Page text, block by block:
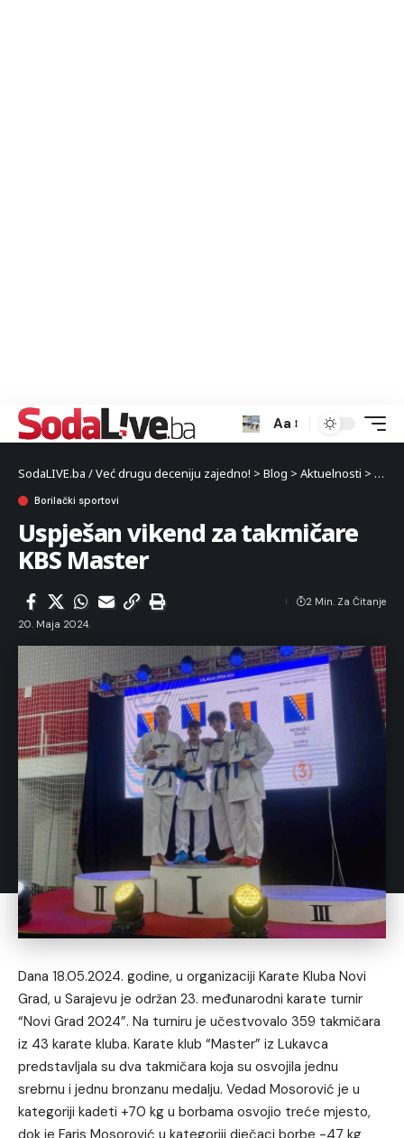
Aa
SodaLIVE.ba / Već drugu deceniju zajedno! > Blog > Aktuelnosti > Sport
Borilački sportovi
Uspješan vikend za takmičare
KBS Master
20. Maja 2024.
2 Min. Za Čitanje
Dana 18.05.2024. godine, u organizaciji Karate Kluba Novi
Grad, u Sarajevu je održan 23. međunarodni karate turnir
“Novi Grad 2024”. Na turniru je učestvovalo 359 takmičara
iz 43 karate kluba. Karate klub “Master” iz Lukavca
predstavljala su dva takmičara koja su osvojila jednu
srebrnu i jednu bronzanu medalju. Vedad Mosorović je u
kategoriji kadeti +70 kg u borbama osvojio treće mjesto,
dok je Faris Mosorović u kategoriji dječaci borbe -47 kg